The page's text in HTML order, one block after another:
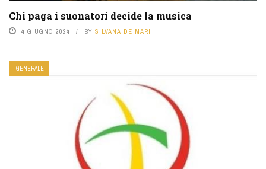
Chi paga i suonatori decide la musica
4 GIUGNO 2024 BY SILVANA DE MARI
GENERALE